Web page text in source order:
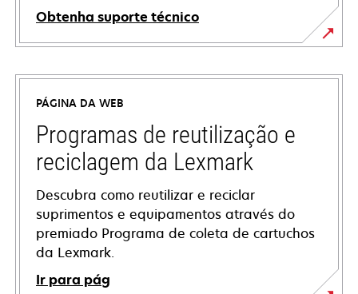
Obtenha suporte técnico
abre
em
nova
guia
PÁGINA DA WEB
Programas de reutilização e
reciclagem da Lexmark
Descubra como reutilizar e reciclar
suprimentos e equipamentos através do
premiado Programa de coleta de cartuchos
da Lexmark.
Ir para pág